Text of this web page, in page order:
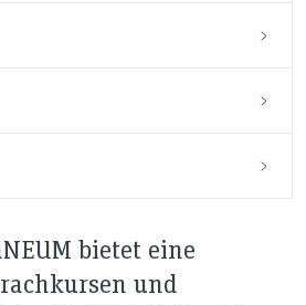
bietet eine
und